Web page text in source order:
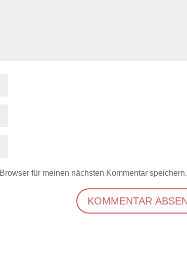
für meinen nächsten Kommentar speichern.